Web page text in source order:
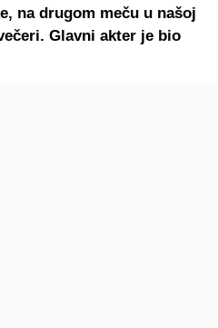
na drugom meču u našoj
Glavni akter je bio